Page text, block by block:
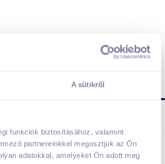
A sütikről
funkciók biztosításához, valamint
partnereinkkel megosztjuk az Ön
adatokkal, amelyeket Ön adott meg